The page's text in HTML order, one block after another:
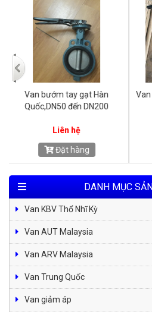
Van bướm tay gạt Trung Quốc
giá rẻ, DN50 đến DN200
Liên hệ
Đặt hàng
DANH MỤC
Van KBV Thổ Nhĩ Kỳ
Van AUT Malaysia
Van ARV Malaysia
Van Trung Quốc
Van giảm áp